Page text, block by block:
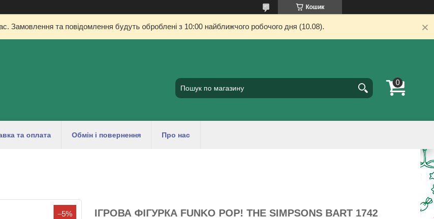
Кошик
Замовлення та повідомлення будуть оброблені з 10:00 найближчого робочого дня (10.08).
та оплата Обмін і повернення Про нас
–5%
ІГРОВА ФІГУРКА FUNKO POP! THE SIMPSONS BART 1742